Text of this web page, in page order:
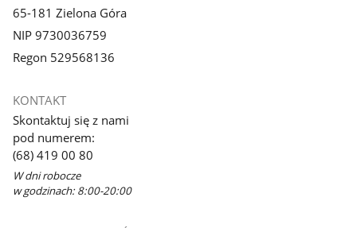
65-181 Zielona Góra
NIP 9730036759
Regon 529568136
KONTAKT
Skontaktuj się z nami
pod numerem:
(68) 419 00 80
W dni robocze
w godzinach: 8:00-20:00